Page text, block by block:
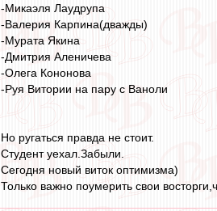
-Микаэля Лаудрупа
-Валерия Карпина(дважды)
-Мурата Якина
-Дмитрия Аленичева
-Олега Кононова
-Руя Витории на пару с Ваноли
Но ругаться правда не стоит.
Студент уехал.Забыли.
Сегодня новый виток оптимизма)
Только важно поумерить свои